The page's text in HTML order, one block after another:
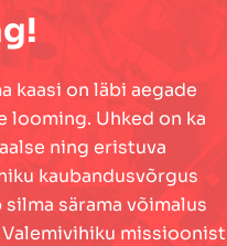
kaasi on läbi aegade
looming. Uhked on ka
ning eristuva
kaubandusvõrgus
särama võimalus
missioonist